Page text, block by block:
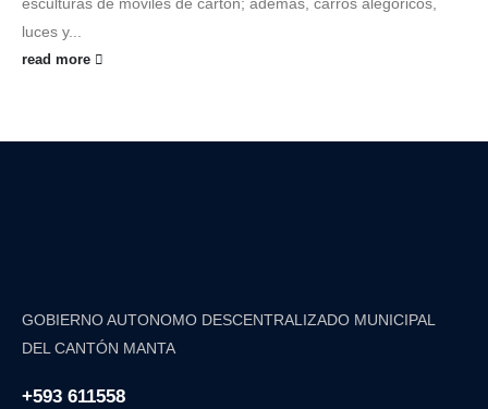
luces y...
read more
GOBIERNO AUTONOMO DESCENTRALIZADO MUNICIPAL
DEL CANTÓN MANTA
+593 611558